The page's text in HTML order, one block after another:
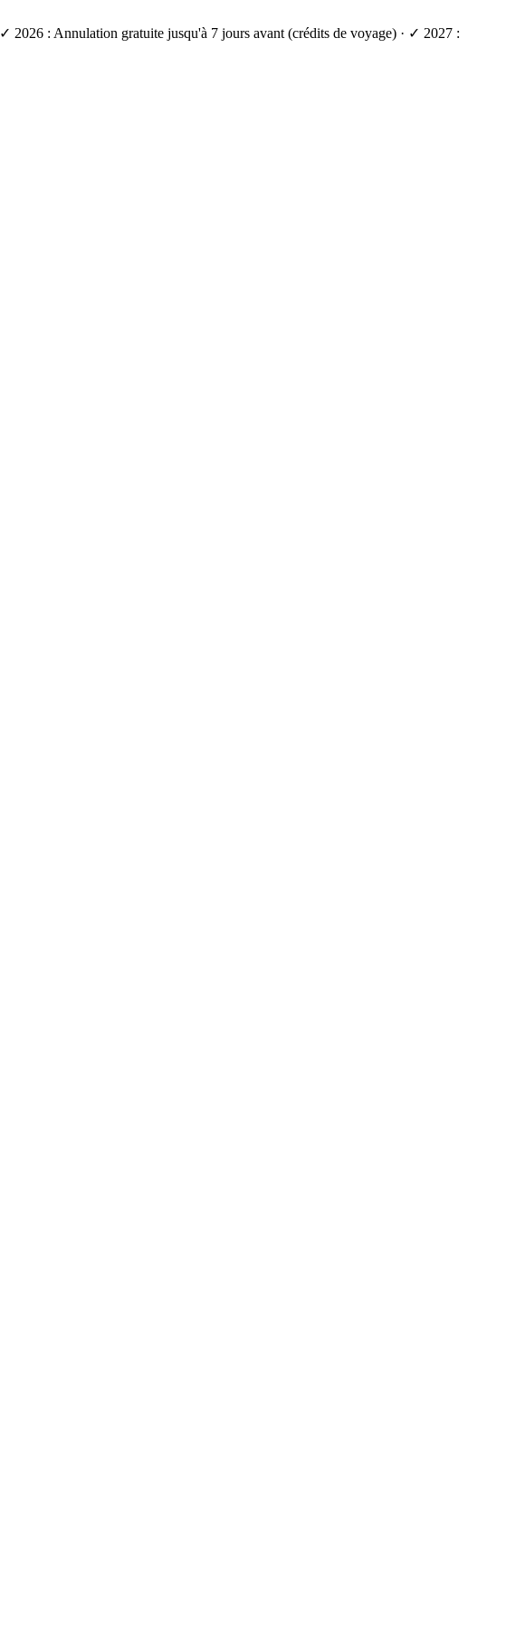
✓ 2026 : Annulation gratuite jusqu'à 7 jours avant (crédits de voyage) · ✓ 2027 :